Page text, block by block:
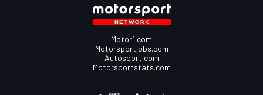
Motor1.com
Motorsportjobs.com
Autosport.com
Motorsportstats.com